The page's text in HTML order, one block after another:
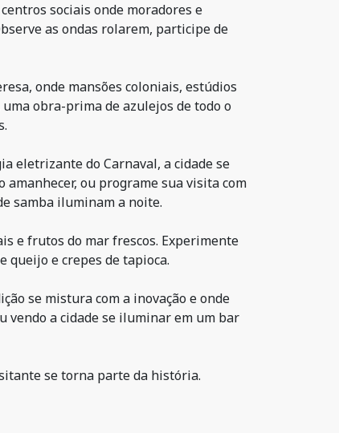
sociais onde moradores e
as ondas rolarem, participe de
onde mansões coloniais, estúdios
obra-prima de azulejos de todo o
eletrizante do Carnaval, a cidade se
ou programe sua visita com
samba iluminam a noite.
e frutos do mar frescos. Experimente
queijo e crepes de tapioca.
se mistura com a inovação e onde
vendo a cidade se iluminar em um bar
se torna parte da história.